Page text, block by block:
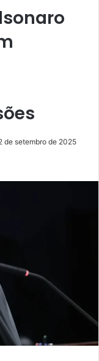
de setembro de 2025